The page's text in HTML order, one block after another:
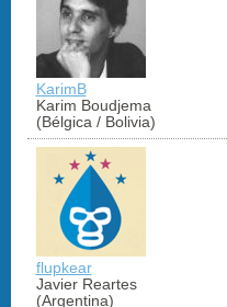
KarimB
Karim Boudjema
(Bélgica / Bolivia)
flupkear
Javier Reartes
(Argentina)